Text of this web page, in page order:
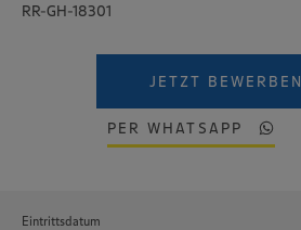
RR-GH-18301
JETZT BEWERBEN
PER WHATSAPP
Eintrittsdatum